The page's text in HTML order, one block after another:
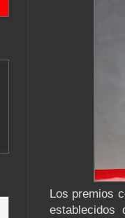
Los premios
establecidos